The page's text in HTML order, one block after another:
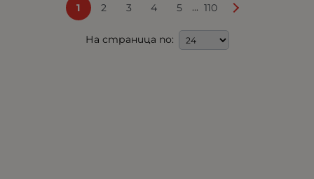
1 2 3 4 5 ... 110
На страница по: